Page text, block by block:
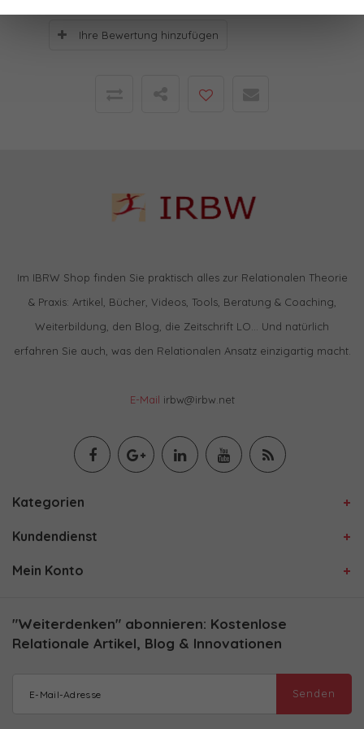
Ihre Bewertung hinzufügen
Im IBRW Shop finden Sie praktisch alles zur Relationalen Theorie
& Praxis: Artikel, Bücher, Videos, Tools, Beratung & Coaching,
Weiterbildung, den Blog, die Zeitschrift LO… Und natürlich
erfahren Sie auch, was den Relationalen Ansatz einzigartig macht.
E-Mail irbw@irbw.net
Kategorien
Kundendienst
Mein Konto
"Weiterdenken" abonnieren: Kostenlose
Relationale Artikel, Blog & Innovationen
Senden